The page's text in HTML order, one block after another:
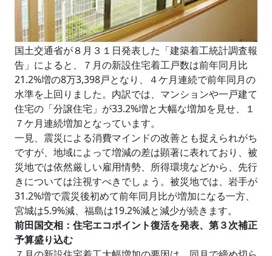
国土交通省が８月３１日発表した「建築着工統計調査報
告」によると、７月の新設住宅着工戸数は前年同月比
21.2%増の8万3,398戸となり、４ケ月連続で前年同月の
水準を上回りました。内訳では、マンションや一戸建て
住宅の「分譲住宅」が33.2%増と大幅な増加を見せ、１
７ケ月連続増加となっています。
一見、震災による消費マインドの改善とも捉えられがち
ですが、地域によって増減の差は顕著に表れており、被
災地では依然厳しい雇用情勢、所得環境などから、先行
きについては注視すべきでしょう。被災地では、岩手が
31.2%増で震災後初めて前年同月比が増加になる一方、
宮城は5.9%減、福島は19.2%減と減少が続きます。
前田国交相：住宅エコポイント復活を発表、第３次補正
予算盛り込む